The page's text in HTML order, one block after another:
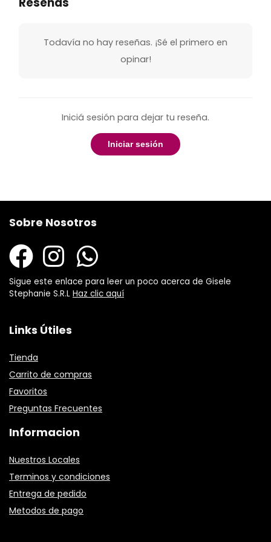
Todavía no hay reseñas. ¡Sé el primero en
opinar!
Iniciá sesión para dejar tu reseña.
Iniciar sesión
Sobre Nosotros
Sigue este enlace para leer un poco acerca de Gisele
Stephanie S.R.L Haz clic aquí
Links Útiles
Tienda
Carrito de compras
Favoritos
Preguntas Frecuentes
Informacion
Nuestros Locales
Terminos y condiciones
Entrega de pedido
Metodos de pago